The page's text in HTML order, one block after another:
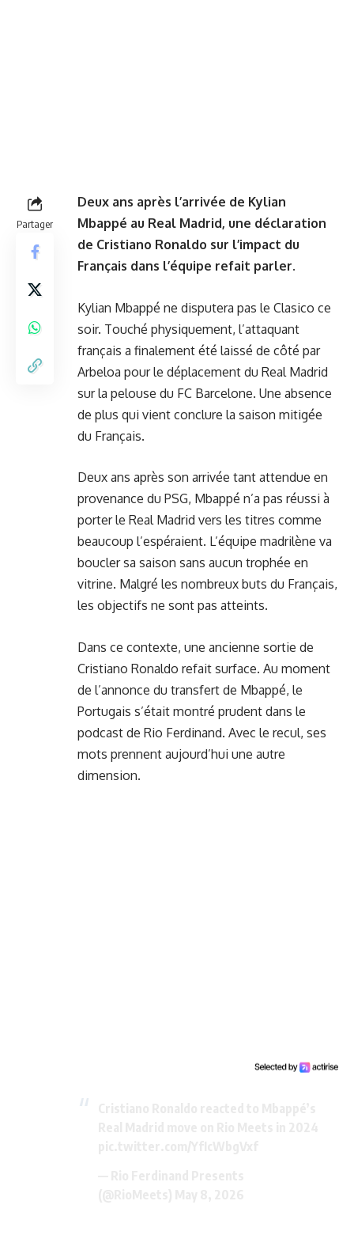
Partager
Deux ans après l’arrivée de Kylian
Mbappé au Real Madrid, une déclaration
de Cristiano Ronaldo sur l’impact du
Français dans l’équipe refait parler.
Kylian Mbappé ne disputera pas le Clasico ce
soir. Touché physiquement, l’attaquant
français a finalement été laissé de côté par
Arbeloa pour le déplacement du Real Madrid
sur la pelouse du FC Barcelone. Une absence
de plus qui vient conclure la saison mitigée
du Français.
Deux ans après son arrivée tant attendue en
provenance du PSG, Mbappé n’a pas réussi à
porter le Real Madrid vers les titres comme
beaucoup l’espéraient. L’équipe madrilène va
boucler sa saison sans aucun trophée en
vitrine. Malgré les nombreux buts du Français,
les objectifs ne sont pas atteints.
Dans ce contexte, une ancienne sortie de
Cristiano Ronaldo refait surface. Au moment
de l’annonce du transfert de Mbappé, le
Portugais s’était montré prudent dans le
podcast de Rio Ferdinand. Avec le recul, ses
mots prennent aujourd’hui une autre
dimension.